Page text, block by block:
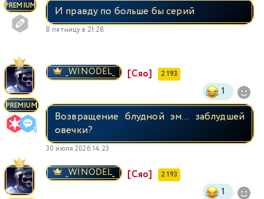
PREMIUM И правду по больше бы серий
В пятницу в 21:28
PREMIUM
_WINODEL_ [Сяо] 2 193
1
Возвращение блудной эм... заблудшей
овечки?
30 июля 2026 14:23
_WINODEL_ [Сяо] 2 193
1